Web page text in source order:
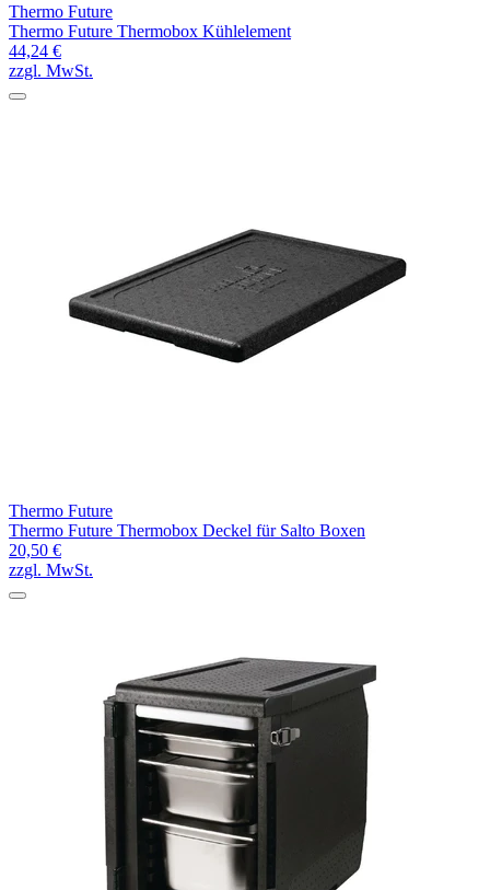
Thermo Future
Thermo Future Thermobox Kühlelement
44,24 €
zzgl. MwSt.
Thermo Future
Thermo Future Thermobox Deckel für Salto Boxen
20,50 €
zzgl. MwSt.